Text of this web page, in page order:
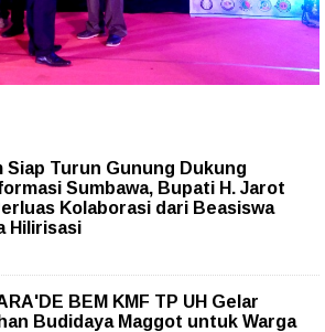
Siap Turun Gunung Dukung
Sumbawa, Bupati H. Jarot
Kolaborasi dari Beasiswa
Hilirisasi
BEM KMF TP UH Gelar
Budidaya Maggot untuk Warga